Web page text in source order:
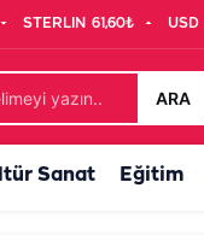
STERLIN 61,60₺ USD
ARA
Sanat Eğitim